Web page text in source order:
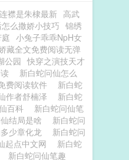
襟是朱棣最新 高武
么撒娇小技巧 锦绣
小兔子乖乖NpH女
藏全文免费阅读无弹
公园 快穿之演技天才
新白蛇问仙怎么
费阅读软件
新白蛇
作者舒楠泽
新白蛇
百科
新白蛇问仙笔
结局是啥
新白蛇问
少章化龙
新白蛇问
起点中文网
新白蛇
新白蛇问仙笔趣